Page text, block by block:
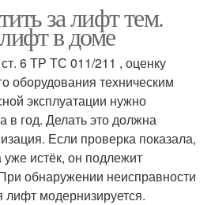
за лифт тем.
в доме
6 ТР ТС 011/211 , оценку
оборудования техническим
эксплуатации нужно
в год. Делать это должна
Если проверка показала,
истёк, он подлежит
обнаружении неисправности
лифт модернизируется.